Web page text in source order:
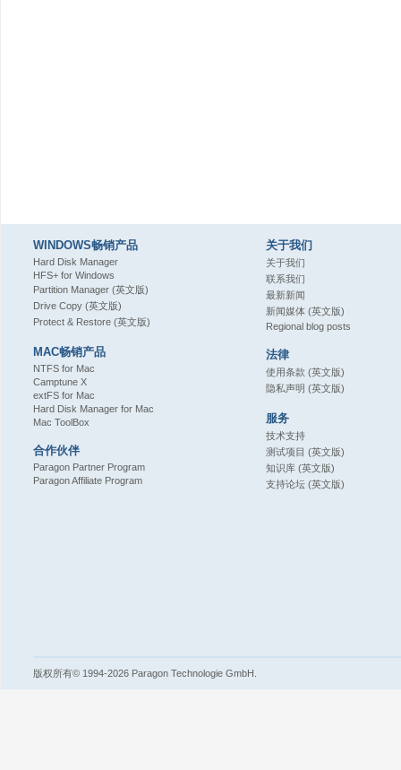
WINDOWS畅销产品
Hard Disk Manager
HFS+ for Windows
Partition Manager (英文版)
Drive Copy (英文版)
Protect & Restore (英文版)
MAC畅销产品
NTFS for Mac
Camptune X
extFS for Mac
Hard Disk Manager for Mac
Mac ToolBox
合作伙伴
Paragon Partner Program
Paragon Affiliate Program
关于我们
关于我们
联系我们
最新新闻
新闻媒体 (英文版)
Regional blog posts
法律
使用条款 (英文版)
隐私声明 (英文版)
服务
技术支持
测试项目 (英文版)
知识库 (英文版)
支持论坛 (英文版)
版权所有© 1994-2026 Paragon Technologie GmbH.